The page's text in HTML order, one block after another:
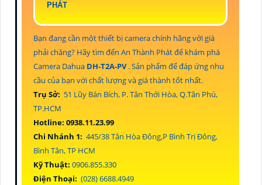
PHÁT
Bạn đang cần một thiết bị camera chính hãng với giá
phải chăng? Hãy tìm đến An Thành Phát để khám phá
Camera Dahua DH-T2A-PV. Sản phẩm để đáp ứng nhu
cầu của bạn với chất lượng và giá thành tốt nhất.
Trụ Sở: 51 Lũy Bán Bích, P. Tân Thới Hòa, Q.Tân Phú,
TP.HCM
Hotline: 0938.11.23.99
Chi Nhánh 1: 445/38 Tân Hòa Đông,P Bình Trị Đông,
Bình Tân, TP HCM
Kỹ Thuật: 0906.855.330
Điện Thoại: (028) 6688.4949